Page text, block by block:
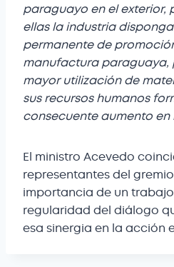
paraguayo en el exterior,
ellas la industria
permanente de
manufactura paraguaya,
mayor utilización de
sus recursos humanos
consecuente aumento en
El ministro Acevedo
representantes del
importancia de un
regularidad del diálogo
esa sinergia en la acción